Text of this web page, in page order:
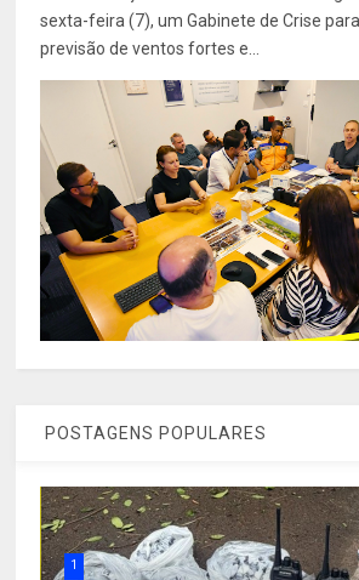
sexta-feira (7), um Gabinete de Crise
previsão de ventos fortes e...
POSTAGENS POPULARES
1